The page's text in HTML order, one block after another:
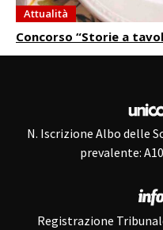
Attualità
Concorso “Storie a
N. Iscrizione Albo delle
prevalente:
Registrazione